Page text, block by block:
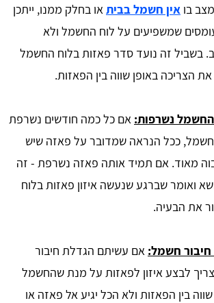
בו אין חשמל בביתאו בחלק ממנו, ייתכן
שמשפיעים על לוח החשמל ולא
בשביל זה נועד סדר פאזות בלוח החשמל
הצריכה באופן שווה בין הפאזות.
נשרפות: אם כל כמה חודשים נשרפת
ככל הנראה שמדובר על פאזה שיש
מאוד. אם תמיד אותה פאזה נשרפת - זה
ואומר שברגע שנעשה איזון פאזות בלוח
את הבעיה.
חשמל: אם עשיתם הגדלת חיבור
לבצע איזון לפאזות על מנת שהחשמל
בין הפאזות ולא הכל יגיע אל פאזה או